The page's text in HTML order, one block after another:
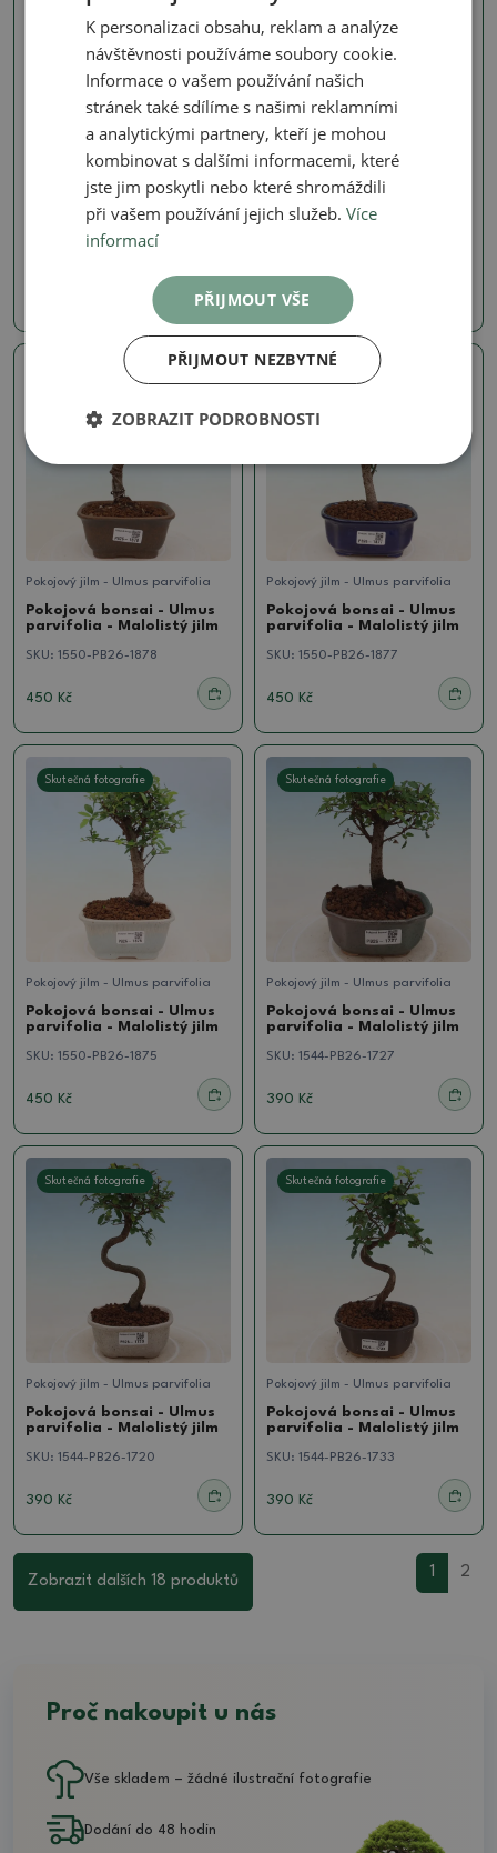
Pokojový jilm - Ulmus parvifolia
Pokojová bonsai - Ulmus
parvifolia - Malolistý jilm
Pokojový jilm - Ulmus parvifolia
Pokojová bonsai - Ulmus
390 Kč
Skutečná fotografie
Pokojový jilm - Ulmus parvifolia
Pokojová bonsai - Ulmus
parvifolia - Malolistý jilm
SKU: 1550-PB26-1878
450 Kč
Skutečná fotografie
Pokojový jilm - Ulmus parvifolia
Pokojová bonsai - Ulmus
parvifolia - Malolistý jilm
SKU: 1550-PB26-1877
450 Kč
Skutečná fotografie
Pokojový jilm - Ulmus parvifolia
Pokojová bonsai - Ulmus
parvifolia - Malolistý jilm
SKU: 1550-PB26-1875
450 Kč
Skutečná fotografie
Pokojový jilm - Ulmus parvifolia
Pokojová bonsai - Ulmus
parvifolia - Malolistý jilm
SKU: 1544-PB26-1727
390 Kč
Skutečná fotografie
Pokojový jilm - Ulmus parvifolia
Pokojová bonsai - Ulmus
parvifolia - Malolistý jilm
SKU: 1544-PB26-1720
390 Kč
Skutečná fotografie
Pokojový jilm - Ulmus parvifolia
Pokojová bonsai - Ulmus
parvifolia - Malolistý jilm
SKU: 1544-PB26-1733
390 Kč
Zobrazit dalších 18 produktů
1 2
Proč nakoupit u nás
Vše skladem – žádné ilustrační fotografie
Dodání do 48 hodin
K personalizaci obsahu, reklam a analýze
návštěvnosti používáme soubory cookie.
Informace o vašem používání našich
stránek také sdílíme s našimi reklamními
a analytickými partnery, kteří je mohou
kombinovat s dalšími informacemi, které
jste jim poskytli nebo které shromáždili
při vašem používání jejich služeb.Více
informací
PŘIJMOUT VŠE
PŘIJMOUT NEZBYTNÉ
ZOBRAZIT PODROBNOSTI